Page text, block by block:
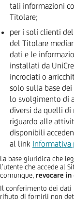
tali informazioni
Titolare;
per i soli clienti
del Titolare
dati e le
installati da
incrociati o
solo sulla base
lo svolgimento di
diversi da quelli di
riguardo alle
disponibili
al link Informativa
La base giuridica che
l’utente che accede al
comunque, revocare
Il conferimento dei dati
rifiuto di fornirli non